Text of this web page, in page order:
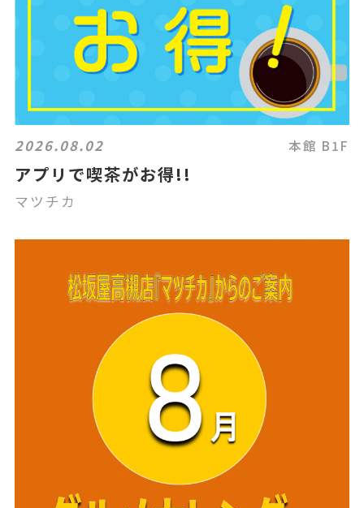
2026.08.02 本館 B1F
アプリで喫茶がお得!!
マツチカ